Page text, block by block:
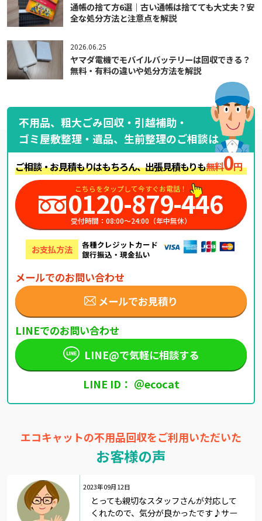
通帳の捨て方6選｜古い通帳は捨てても大丈夫？安
全な処分方法と注意点を解説
2026.06.25
ヤマダ電機でモバイルバッテリーは回収できる？
無料・有料の違いや処分方法を解説
不用品、粗大ごみ回収・引越補助・
ゴミ屋敷整理・遺品、生前整理のご相談は
ご相談・お見積もりはもちろん、出張見積もりも無料0円
こちらをタップして今すぐお電話！
0120-879-446
受付時間：08:00～24:00（年中無休）
お支払方法
各種クレジットカード
銀行振込・現金払い
メールでのお問い合わせ
メールでお見積り
LINEでのお問い合わせ
LINE@で気軽に相談する
LINE ID： ＠ecocat
エコキャットの不用品回収をご利用いただいた
お客様の声
2023年09月12日
とっても親切なスタッフさんが対応して
くれたので、気分が良かったです♪サー